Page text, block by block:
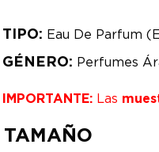
TIPO: Eau De Parfum
GÉNERO: Perfumes
IMPORTANTE: Las
TAMAÑO